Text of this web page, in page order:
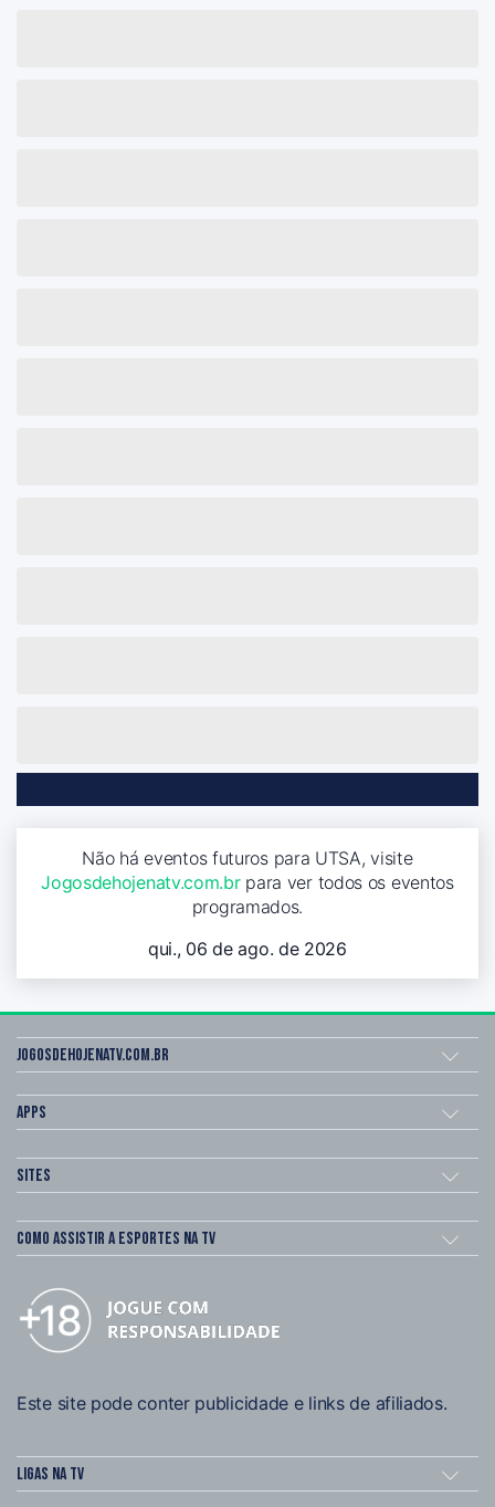
Não há eventos futuros para UTSA, visite
Jogosdehojenatv.com.brpara ver todos os eventos
programados.
qui., 06 de ago. de 2026
Jogosdehojenatv.com.br
Apps
Sites
Como assistir a esportes na TV
Este site pode conter publicidade e links de afiliados.
Ligas na TV